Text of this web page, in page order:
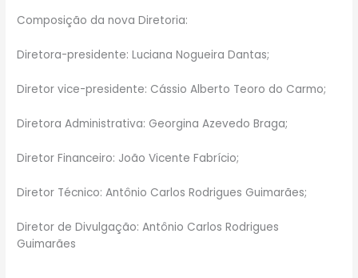
Composição da nova Diretoria:
Diretora-presidente: Luciana Nogueira Dantas;
Diretor vice-presidente: Cássio Alberto Teoro do Carmo;
Diretora Administrativa: Georgina Azevedo Braga;
Diretor Financeiro: João Vicente Fabrício;
Diretor Técnico: Antônio Carlos Rodrigues Guimarães;
Diretor de Divulgação: Antônio Carlos Rodrigues
Guimarães